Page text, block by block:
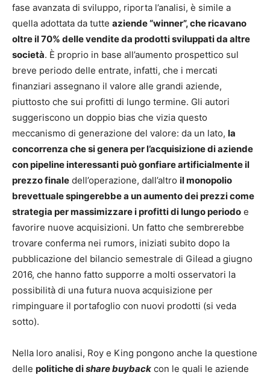
fase avanzata di sviluppo, riporta l’analisi, è simile a
quella adottata da tutte aziende “winner”, che ricavano
oltre il 70% delle vendite da prodotti sviluppati da altre
società. È proprio in base all’aumento prospettico sul
breve periodo delle entrate, infatti, che i mercati
finanziari assegnano il valore alle grandi aziende,
piuttosto che sui profitti di lungo termine. Gli autori
suggeriscono un doppio bias che vizia questo
meccanismo di generazione del valore: da un lato, la
concorrenza che si genera per l’acquisizione di aziende
con pipeline interessanti può gonfiare artificialmente il
prezzo finale dell’operazione, dall’altro il monopolio
brevettuale spingerebbe a un aumento dei prezzi come
strategia per massimizzare i profitti di lungo periodo e
favorire nuove acquisizioni. Un fatto che sembrerebbe
trovare conferma nei rumors, iniziati subito dopo la
pubblicazione del bilancio semestrale di Gilead a giugno
2016, che hanno fatto supporre a molti osservatori la
possibilità di una futura nuova acquisizione per
rimpinguare il portafoglio con nuovi prodotti (si veda
sotto).
Nella loro analisi, Roy e King pongono anche la questione
delle politiche dishare buyback con le quali le aziende